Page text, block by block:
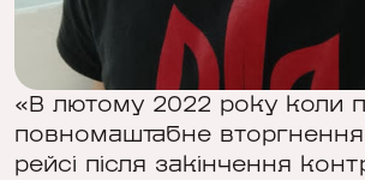
«В лютому 2022 року коли
повномаштабне
рейсі після закінчення